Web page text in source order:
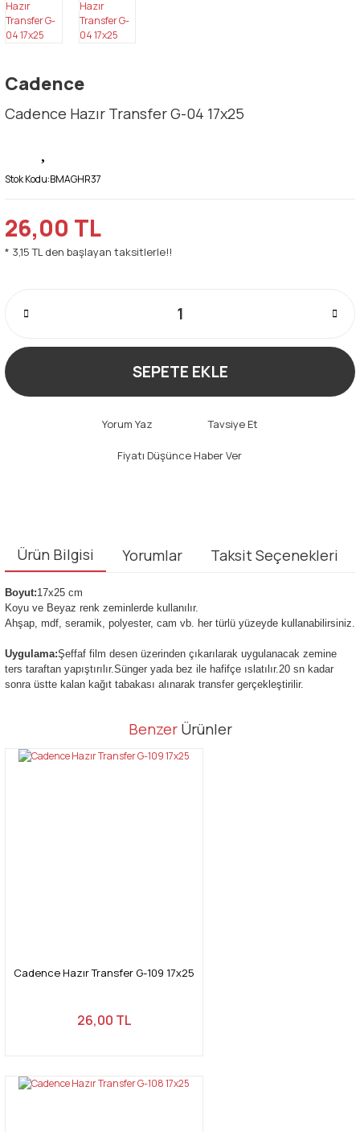
Cadence
Cadence Hazır Transfer G-04 17x25
Stok Kodu:BMAGHR37
26,00 TL
* 3,15 TL den başlayan taksitlerle!!
SEPETE EKLE
Yorum Yaz Tavsiye Et
Fiyatı Düşünce Haber Ver
Ürün Bilgisi Yorumlar Taksit Seçenekleri
Boyut:17x25 cm
Koyu ve Beyaz renk zeminlerde kullanılır.
Ahşap, mdf, seramik, polyester, cam vb. her türlü yüzeyde kullanabilirsiniz.
Uygulama:Şeffaf film desen üzerinden çıkarılarak uygulanacak zemine
ters taraftan yapıştırılır.Sünger yada bez ile hafifçe ıslatılır.20 sn kadar
sonra üstte kalan kağıt tabakası alınarak transfer gerçekleştirilir.
Bu ürüne ilk yorumu siz yapın!
Bu ürünün fiyat bilgisi, resim, ürün açıklamalarında ve diğer
tarafımıza iletebilirsiniz.
Benzer Ürünler
Cadence Hazır Transfer G-109 17x25
26,00 TL